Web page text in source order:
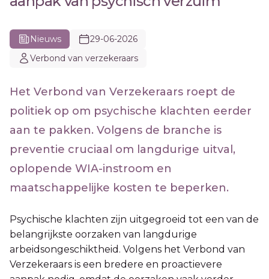
Nieuws
29-06-2026
Verbond van verzekeraars
Het Verbond van Verzekeraars roept de
politiek op om psychische klachten eerder
aan te pakken. Volgens de branche is
preventie cruciaal om langdurige uitval,
oplopende WIA-instroom en
maatschappelijke kosten te beperken.
Psychische klachten zijn uitgegroeid tot een van de
belangrijkste oorzaken van langdurige
arbeidsongeschiktheid. Volgens het Verbond van
Verzekeraars is een bredere en proactievere